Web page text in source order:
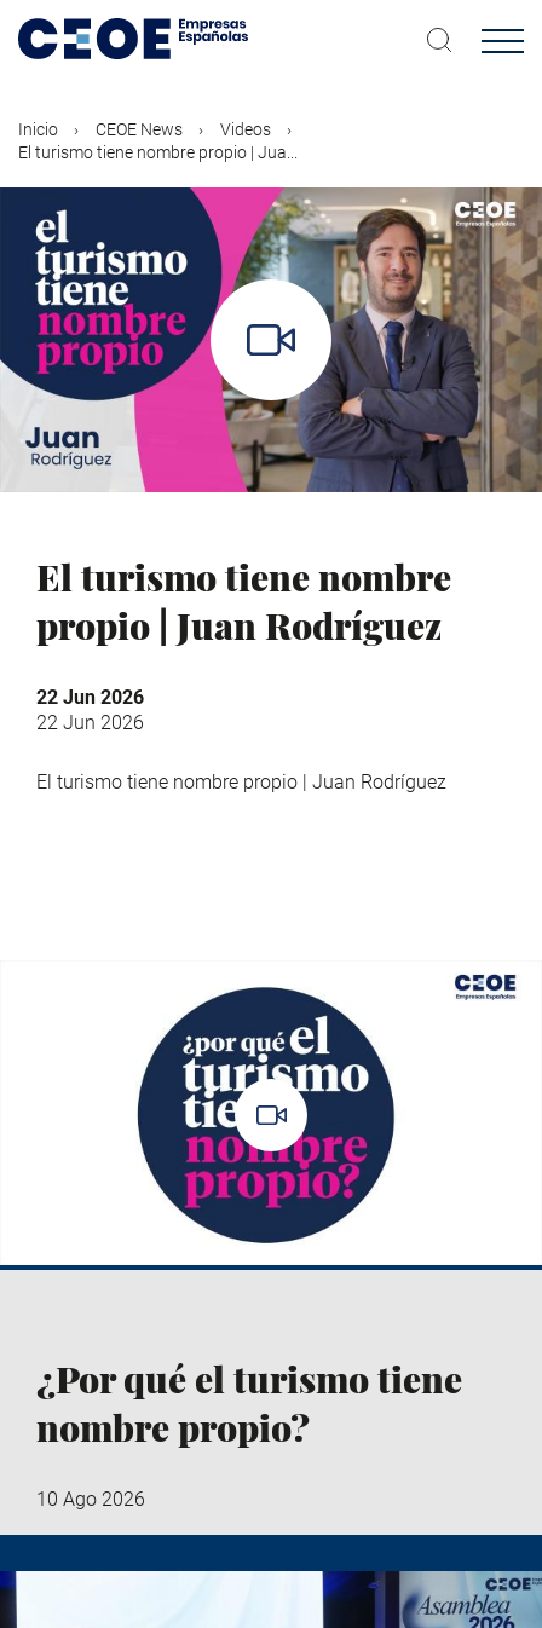
contenido
Inicio CEOE News
Videos
El turismo tiene nombre propio | Jua...
El turismo tiene nombre
propio | Juan Rodríguez
22 Jun 2026
22 Jun 2026
El turismo tiene nombre propio | Juan Rodríguez
¿Por qué el turismo tiene
nombre propio?
10 Ago 2026